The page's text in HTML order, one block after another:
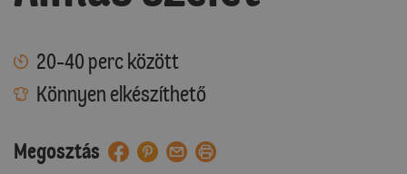
20-40 perc között
Könnyen elkészíthető
Megosztás